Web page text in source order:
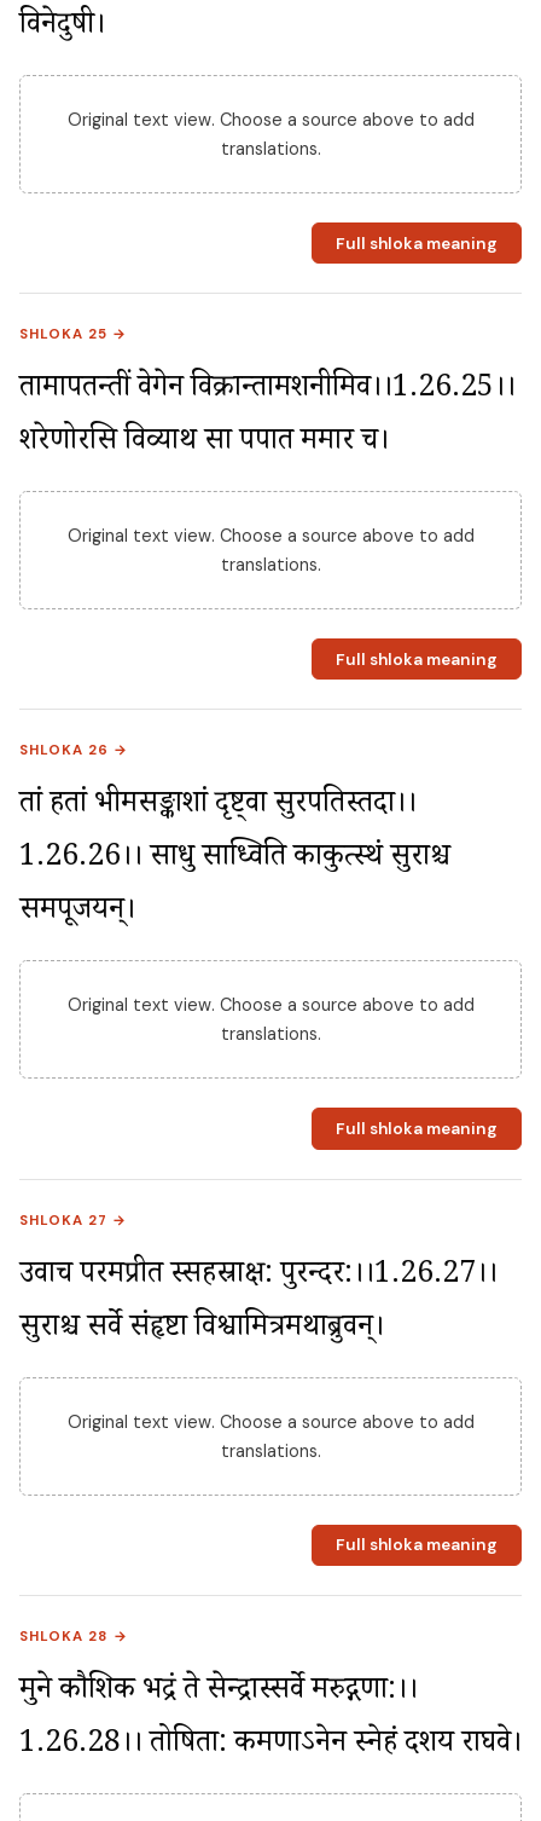
विनेदुषी।
Original text view. Choose a source above to add
translations.
Full shloka meaning
SHLOKA 25 →
तामापतन्तीं वेगेन विक्रान्तामशनीमिव।।1.26.25।।
शरेणोरसि विव्याथ सा पपात ममार च।
Original text view. Choose a source above to add
translations.
Full shloka meaning
SHLOKA 26 →
तां हतां भीमसङ्काशां दृष्ट्वा सुरपतिस्तदा।।
1.26.26।। साधु साध्विति काकुत्स्थं सुराश्च
समपूजयन्।
Original text view. Choose a source above to add
translations.
Full shloka meaning
SHLOKA 27 →
उवाच परमप्रीत स्सहस्राक्ष: पुरन्दर:।।1.26.27।।
सुराश्च सर्वे संहृष्टा विश्वामित्रमथाब्रुवन्।
Original text view. Choose a source above to add
translations.
Full shloka meaning
SHLOKA 28 →
मुने कौशिक भद्रं ते सेन्द्रास्सर्वे मरुद्गणा:।।
1.26.28।। तोषिता: कर्मणाऽनेन स्नेहं दर्शय राघवे।